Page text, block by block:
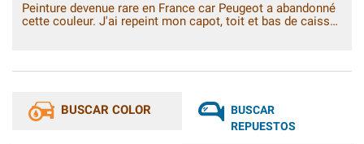
Peinture devenue rare en France car Peugeot a abandonné
cette couleur. J'ai repeint mon capot, toit et bas de caisse
due à l'âge de la voiture (1998). J'ai juste changé le
pas l'habitude de ce type de diffuseur moderne pour initié.
Je ne suis qu'un amateur. Très content de mon achat.
BUSCAR COLOR
BUSCAR
REPUESTOS